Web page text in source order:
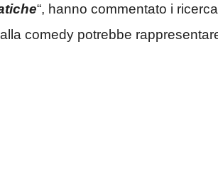
“, hanno commentato i
comedy potrebbe